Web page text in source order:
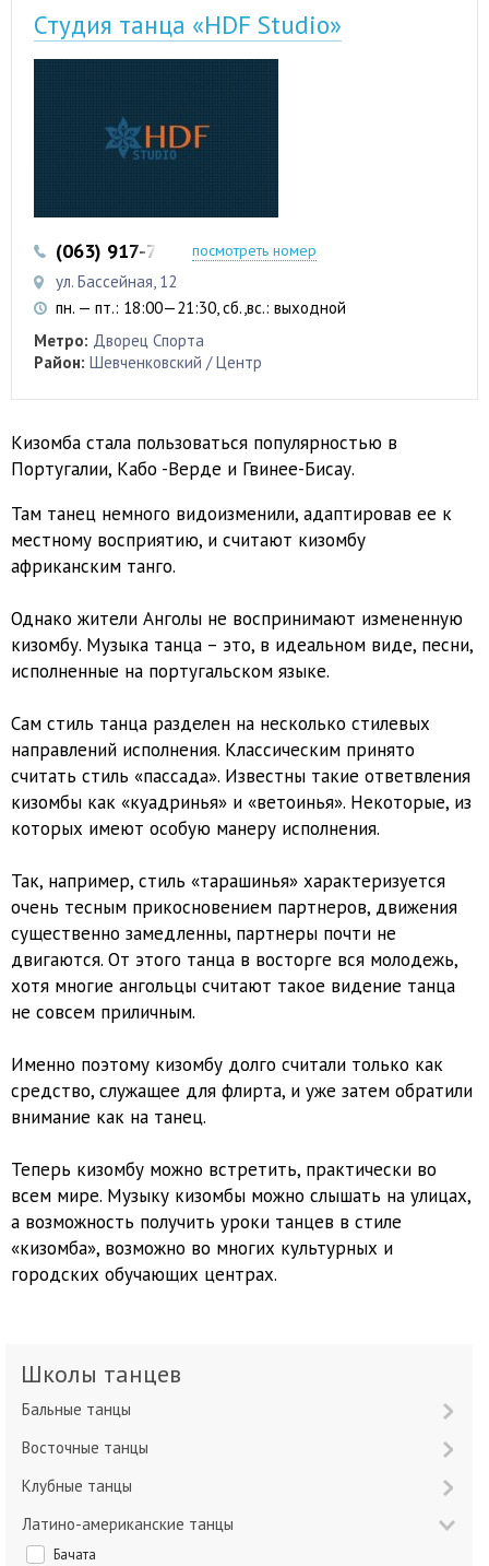
Студия танца «HDF Studio»
(063) 917-77-17 (097) 963-69-05
посмотреть номер
ул. Бассейная, 12
пн. — пт.: 18:00—21:30, сб.,вс.: выходной
Метро: Дворец Спорта
Район: Шевченковский / Центр
Кизомба стала пользоваться популярностью в
Португалии, Кабо -Верде и Гвинее-Бисау.
Там танец немного видоизменили, адаптировав ее к
местному восприятию, и считают кизомбу
африканским танго.
Однако жители Анголы не воспринимают измененную
кизомбу. Музыка танца – это, в идеальном виде, песни,
исполненные на португальском языке.
Сам стиль танца разделен на несколько стилевых
направлений исполнения. Классическим принято
считать стиль «пассада». Известны такие ответвления
кизомбы как «куадринья» и «ветоинья». Некоторые, из
которых имеют особую манеру исполнения.
Так, например, стиль «тарашинья» характеризуется
очень тесным прикосновением партнеров, движения
существенно замедленны, партнеры почти не
двигаются. От этого танца в восторге вся молодежь,
хотя многие ангольцы считают такое видение танца
не совсем приличным.
Именно поэтому кизомбу долго считали только как
средство, служащее для флирта, и уже затем обратили
внимание как на танец.
Теперь кизомбу можно встретить, практически во
всем мире. Музыку кизомбы можно слышать на улицах,
а возможность получить уроки танцев в стиле
«кизомба», возможно во многих культурных и
городских обучающих центрах.
Школы танцев
Бальные танцы
Восточные танцы
Клубные танцы
Латино-американские танцы
Бачата